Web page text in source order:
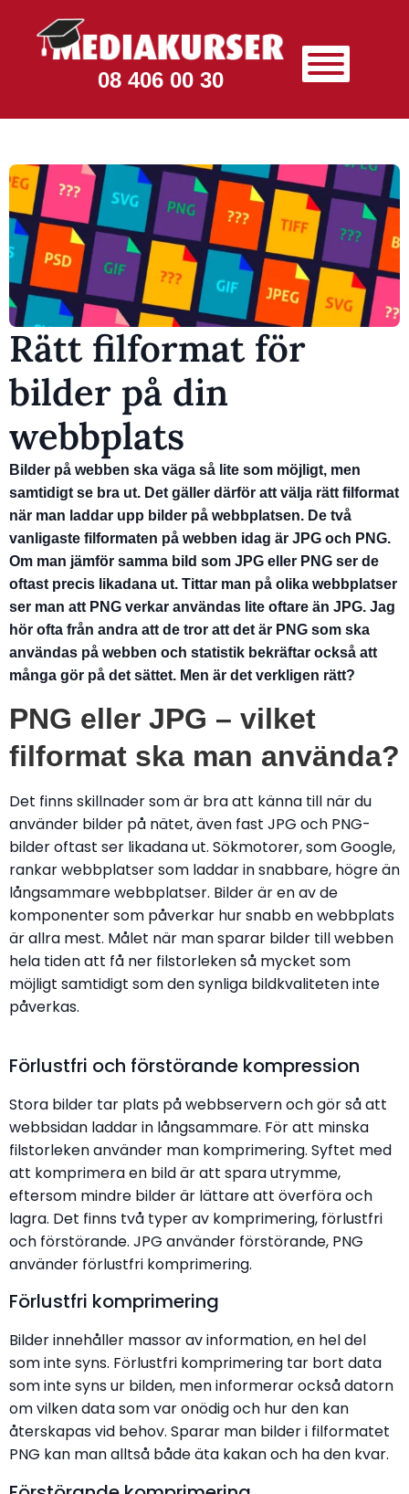
08 406 00 30
Rätt filformat för
bilder på din
webbplats
Bilder på webben ska väga så lite som möjligt, men
samtidigt se bra ut. Det gäller därför att välja rätt filformat
när man laddar upp bilder på webbplatsen. De två
vanligaste filformaten på webben idag är JPG och PNG.
Om man jämför samma bild som JPG eller PNG ser de
oftast precis likadana ut. Tittar man på olika webbplatser
ser man att PNG verkar användas lite oftare än JPG. Jag
hör ofta från andra att de tror att det är PNG som ska
användas på webben och statistik bekräftar också att
många gör på det sättet. Men är det verkligen rätt?
PNG eller JPG – vilket
filformat ska man använda?
Det finns skillnader som är bra att känna till när du
använder bilder på nätet, även fast JPG och PNG-
bilder oftast ser likadana ut. Sökmotorer, som Google,
rankar webbplatser som laddar in snabbare, högre än
långsammare webbplatser. Bilder är en av de
komponenter som påverkar hur snabb en webbplats
är allra mest. Målet när man sparar bilder till webben
hela tiden att få ner filstorleken så mycket som
möjligt samtidigt som den synliga bildkvaliteten inte
påverkas.
Förlustfri och förstörande kompression
Stora bilder tar plats på webbservern och gör så att
webbsidan laddar in långsammare. För att minska
filstorleken använder man komprimering. Syftet med
att komprimera en bild är att spara utrymme,
eftersom mindre bilder är lättare att överföra och
lagra. Det finns två typer av komprimering, förlustfri
och förstörande. JPG använder förstörande, PNG
använder förlustfri komprimering.
Förlustfri komprimering
Bilder innehåller massor av information, en hel del
som inte syns. Förlustfri komprimering tar bort data
som inte syns ur bilden, men informerar också datorn
om vilken data som var onödig och hur den kan
återskapas vid behov. Sparar man bilder i filformatet
PNG kan man alltså både äta kakan och ha den kvar.